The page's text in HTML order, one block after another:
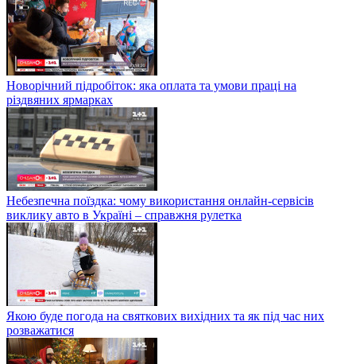
Новорічний підробіток: яка оплата та умови праці на
різдвяних ярмарках
Небезпечна поїздка: чому використання онлайн-сервісів
виклику авто в Україні – справжня рулетка
Якою буде погода на святкових вихідних та як під час них
розважатися